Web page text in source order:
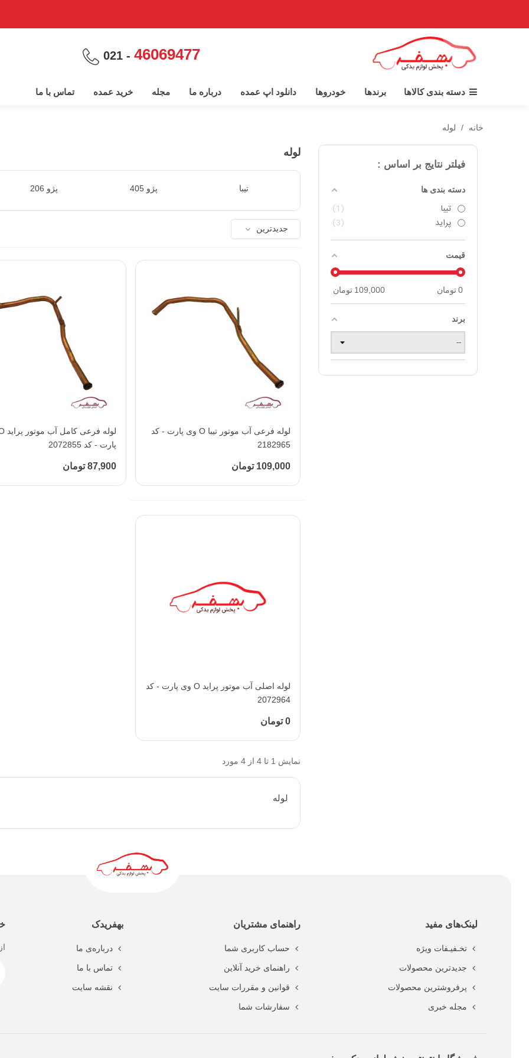
46069477
- 021
دسته بندی کالاها برندها خودروها دانلود اپ عمده درباره ما مجله خرید عمده تماس با ما
خانه / لوله
فیلتر نتایج بر اساس :
دسته بندی ها
تیبا
1
پراید
3
قیمت
0تومان 109,000 تومان
برند
لوله
تیبا پژو 405 پژو 206
جدیدترین
افزودن به محبوب‌هالوله فرعی آب موتور تیبا O وی پارت - کد
2182965
109,000 تومان
افزودن به محبوب‌ها
پارت - کد 2072855
87,900 تومان
افزودن به محبوب‌هالوله اصلی آب موتور پراید O وی پارت - کد
2072964
0 تومان
نمایش 1 تا 4 از 4 مورد
لوله
لینک‌های مفید
تخـفیـفات ویژه
جدیدترین محصولات
پرفروشترین محصولات
مجله خبری
راهنمای مشتریان
حساب کاربری شما
راهنمای خرید آنلاین
قوانین و مقررات سایت
سفارشات شما
بهفریدک
درباره‌ی ما
تماس با ما
نقشه سایت
از